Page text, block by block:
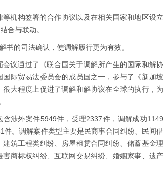
机构签署的合作协议以及在相关国家和地区设立
合与联动。
书的司法确认，使调解履行更为有效。
议通过了《联合国关于调解所产生的国际和解协
际贸易法委员会的成员国之一，参与了《新加坡
大程度上促进了调解和解协议在全球的执行，为
涉外案件5949件，受理2337件，调解成功1149
。调解案件类型主要是民商事合同纠纷、民间借
筑工程类纠纷、房屋租赁合同纠纷、储蓄基金理
商标权纠纷、互联网交易纠纷、婚姻家事、遗产